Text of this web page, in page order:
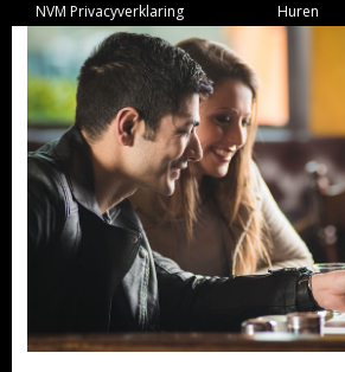
NVM Privacyverklaring
Nieuwbouw
NVM Voorwaarden Consument
NVM Voorwaarden
Professionele Opdrachtgevers
Huren
Hypotheek
Verzekeren
Links
Ibiza Real Estate BDK
NieuwWonenUtrecht
Zuijdplas | De Keizer